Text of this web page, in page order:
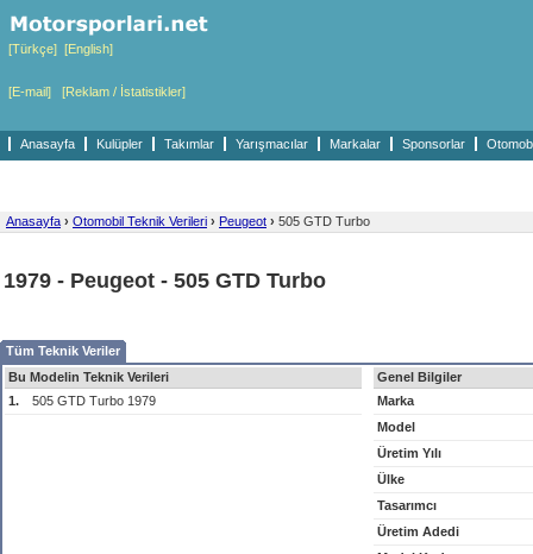
[Türkçe] [English]
[E-mail] [Reklam / İstatistikler]
Anasayfa Kulüpler Takımlar Yarışmacılar Markalar Sponsorlar
Anasayfa › Otomobil Teknik Verileri › Peugeot › 505 GTD Turbo
1979 - Peugeot - 505 GTD Turbo
Tüm Teknik Veriler
Bu Modelin Teknik Verileri
1.
505 GTD Turbo 1979
Genel Bilgiler
Marka
Model
Üretim Yılı
Ülke
Tasarımcı
Üretim Adedi